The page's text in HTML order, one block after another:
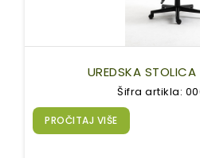
UREDSKA
Šifra artikla:
PROČITAJ VIŠE